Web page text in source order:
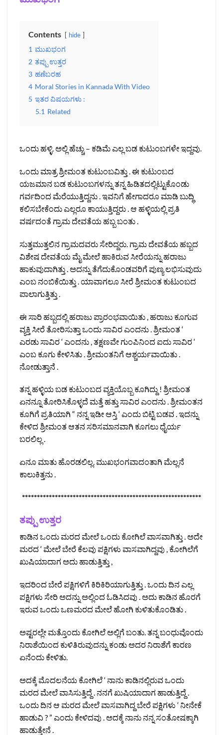
Contents hide
1 ಮುಖಭಂಗ
2 ತಪ್ಪು ಉತ್ತರ
3 ಹಣೆಬರಹ
4 Moral Stories in Kannada With Video
5 ಇತರ ವಿಷಯಗಳು :
5.1 Related
ಒಂದು ಹಳ್ಳಿ. ಅಲ್ಲಿ ಹೆಚ್ಚು – ಕಡಿಮೆ ಎಲ್ಲ ಬಡ ಕುಟುಂಬಗಳೇ ಇದ್ದವು.
ಒಂದು ಮಾತ್ರ ಶ್ರೀಮಂತ ಕುಟುಂಬವಿತ್ತು . ಈ ಕುಟುಂಬದ
ಯಜಮಾನ ಬಡ ಕುಟುಂಬಗಳನ್ನು ತನ್ನ ಹಿಡಿತದಲ್ಲಿಟ್ಟುಕೊಂಡು
ಗರ್ವದಿಂದ ಮೆರೆಯುತ್ತಿದ್ದನು . ಇವನಿಗೆ ಹೇಗಾದರೂ ಮಾಡಿ ಬುದ್ಧಿ
ಕಲಿಸಬೇಕೆಂದು ಎಲ್ಲರೂ ಕಾಯುತ್ತಿದ್ದರು . ಆ ಹಳ್ಳಿಯಲ್ಲಿ ಪ್ರತಿ
ವರ್ಷದಂತೆ ಗ್ರಾಮ ದೇವತೆಯ ಹಬ್ಬ ಬಂತು .
ಸುತ್ತಮುತ್ತಲಿನ ಗ್ರಾಮದವರು ಸೇರಿದ್ದರು. ಗ್ರಾಮ ದೇವತೆಯ ಹಬ್ಬದ
ವಿಶೇಷ ದೇವತೆಯ ಮೈ ಮೇಲೆ ಹಾಕಿರುವ ಸೀರೆಯನ್ನು ಹರಾಜು
ಹಾಕುವುದಾಗಿತ್ತು . ಅದನ್ನು ತೆಗೆದುಕೊಂಡವರಿಗೆ ಪುಣ್ಯ ಲಭಿಸುವುದು
ಎಂಬ ನಂಬಿಕೆಯಿತ್ತು . ಯಾವಾಗಲೂ ಸೀರೆ ಶ್ರೀಮಂತ ಕುಟುಂಬದ
ಪಾಲಾಗುತ್ತಿತ್ತು .
ಈ ಸಾರಿ ಹಬ್ಬದಲ್ಲಿ ಹರಾಜು ಪ್ರಾರಂಭವಾಯಿತು , ಹರಾಜು ಕೂಗುವ
ವ್ಯಕ್ತಿ ಸೀರೆ ತೋರಿಸುತ್ತಾ ಒಂದು ಸಾವಿರ ಎಂದನು . ಶ್ರೀಮಂತ ‘
ಎರಡು ಸಾವಿರ ‘ ಎಂದನು , ತಕ್ಷಣವೇ ಗುಂಪಿನಿಂದ ಐದು ಸಾವಿರ ‘
ಎಂಬ ಕೂಗು ಕೇಳಿಸಿತು . ಶ್ರೀಮಂತನಿಗೆ ಆಶ್ಚರ್ಯವಾಯಿತು .
ನೋಡುತ್ತಾನೆ .
ತನ್ನ ಹಳ್ಳಿಯ ಬಡ ಕುಟುಂಬದ ವ್ಯಕ್ತಿಯೊಬ್ಬ ಕೂಗಿದ್ದು ! ಶ್ರೀಮಂತ
ಏನನ್ನೂ ತೋರಿಸಿಕೊಳ್ಳದೆ ಮತ್ತೆ ಹತ್ತು ಸಾವಿರ ಎಂದನು . ಶ್ರೀಮಂತನ
ಕೂಗಿಗೆ ಪ್ರತಿಯಾಗಿ “ ನನ್ನ ಇಡೀ ಆಸ್ತಿ ‘ ಎಂದು ಬಿಟ್ಟಿ ಬಡವ . ಇದನ್ನು
ಕೇಳಿದ ಶ್ರೀಮಂತ ಆತನ ಸರಿಸಮಾನವಾಗಿ ಕೂಗಲು ಧೈರ್ಯ
ಬರಲಿಲ್ಲ .
ಏನೂ ಮಾತು ಹೊರಡಲಿಲ್ಲ. ಮುಖಭಂಗವಾದಂತಾಗಿ ಮೆಲ್ಲನೆ
ಕಾಲುಕಿತ್ತನು .
************************************************************
ತಪ್ಪು ಉತ್ತರ
ಕಾಡಿನ ಒಂದು ಮರದ ಮೇಲೆ ಒಂದು ಕೋಗಿಲೆ ವಾಸವಾಗಿತ್ತು . ಅದೇ
ಮರದ ‘ ಮೇಲೆ ಬೇರೆ ಕೆಲವು ಪಕ್ಷಿಗಳು ವಾಸವಾಗಿದ್ದವು , ಕೋಗಿಲೆಗೆ
ಖುಷಿಯಾದಾಗ ಅದು ಹಾಡುತ್ತಿತ್ತು ,
ಇದರಿಂದ ಬೇರೆ ಪಕ್ಷಿಗಳಿಗೆ ಕಿರಿಕಿರಿಯಾಗುತ್ತಿತ್ತು . ಒಂದು ದಿನ ಎಲ್ಲ
ಪಕ್ಷಿಗಳು ಸೇರಿ ಅದನ್ನು ಅಲ್ಲಿಂದ ಓಡಿಸಿದವು . ಅದು ಕಾಡಿನ ಹೊರಗೆ
ಇರುವ ಒಂದು ಒಣಮರದ ಮೇಲೆ ಹೋಗಿ ಕುಳಿತುಕೊಂಡಿತು .
ಅಷ್ಟರಲ್ಲೇ ಮತ್ತೊಂದು ಕೋಗಿಲೆ ಅಲ್ಲಿಗೆ ಬಂತು. ತನ್ನ ಬಂಧುವೊಂದು
ನಿರಾಶೆಯಿಂದ ಕುಳಿತಿರುವುದನ್ನು ಕಂಡು ಅದರ ನಿರಾಶೆಗೆ ಕಾರಣ
ಏನೆಂದು ಕೇಳಿತು.
ಅದಕ್ಕೆ ಮೊದಲನೆಯ ಕೋಗಿಲೆ ‘ ನಾನು ಕಾಡಿನಲ್ಲಿರುವ ಒಂದು
ಮರದ ಮೇಲೆ ವಾಸಿಸುತ್ತಿದ್ದೆ . ನನಗೆ ಖುಷಿಯಾದಾಗ ಹಾಡುತ್ತಿದ್ದೆ .
ಒಂದು ದಿನ ಆ ಮರದ ಮೇಲೆ ವಾಸವಾಗಿದ್ದ ಬೇರೆ ಪಕ್ಷಿಗಳು ‘ ನೀನೇಕೆ
ಹಾಡುವಿ ? ” ಎಂದು ಕೇಳಿದವು . ಅದಕ್ಕೆ ನಾನು ನನ್ನ ಸಂತೋಷಕ್ಕಾಗಿ
ಹಾಡುತ್ತೇನೆ .